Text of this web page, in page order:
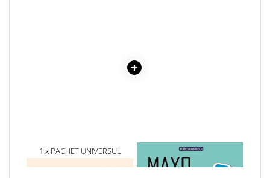
1 x PACHET UNIVERSUL
COMPLICAT - 2 TITLURI
1 x MAYO CLINIC. CARTEA
ESENTIALA DESPRE DIABETUL